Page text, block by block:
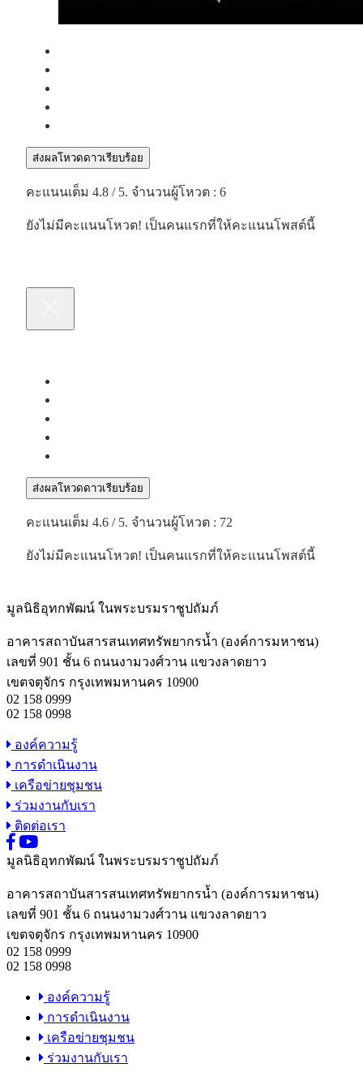
ส่งผลโหวดดาวเรียบร้อย
คะแนนเต็ม 4.8 / 5. จำนวนผู้โหวต : 6
ยังไม่มีคะแนนโหวต! เป็นคนแรกที่ให้คะแนนโพสต์นี้
ส่งผลโหวดดาวเรียบร้อย
คะแนนเต็ม 4.6 / 5. จำนวนผู้โหวต : 72
ยังไม่มีคะแนนโหวต! เป็นคนแรกที่ให้คะแนนโพสต์นี้
มูลนิธิอุทกพัฒน์ ในพระบรมราชูปถัมภ์
อาคารสถาบันสารสนเทศทรัพยากรน้ำ (องค์การมหาชน)
เลขที่ 901 ชั้น 6 ถนนงามวงศ์วาน แขวงลาดยาว
เขตจตุจักร กรุงเทพมหานคร 10900
02 158 0999
02 158 0998
องค์ความรู้
การดำเนินงาน
เครือข่ายชุมชน
ร่วมงานกับเรา
ติดต่อเรา
มูลนิธิอุทกพัฒน์ ในพระบรมราชูปถัมภ์
อาคารสถาบันสารสนเทศทรัพยากรน้ำ (องค์การมหาชน)
เลขที่ 901 ชั้น 6 ถนนงามวงศ์วาน แขวงลาดยาว
เขตจตุจักร กรุงเทพมหานคร 10900
02 158 0999
02 158 0998
องค์ความรู้
การดำเนินงาน
เครือข่ายชุมชน
ร่วมงานกับเรา